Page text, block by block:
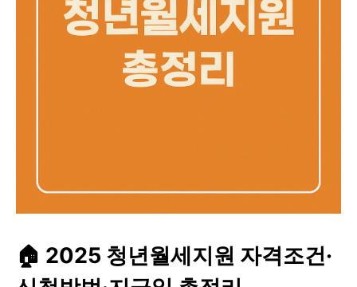
🏠 2025 청년월세지원 자격조건·